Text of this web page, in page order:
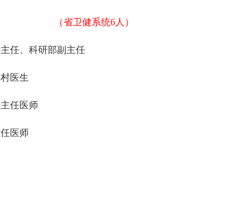
（省卫健系统6人）
、科研部副主任
医生
医师
医师